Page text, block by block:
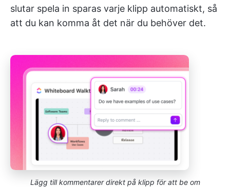
slutar spela in sparas varje klipp automatiskt, så
att du kan komma åt det när du behöver det.
Lägg till kommentarer direkt på klipp för att be om